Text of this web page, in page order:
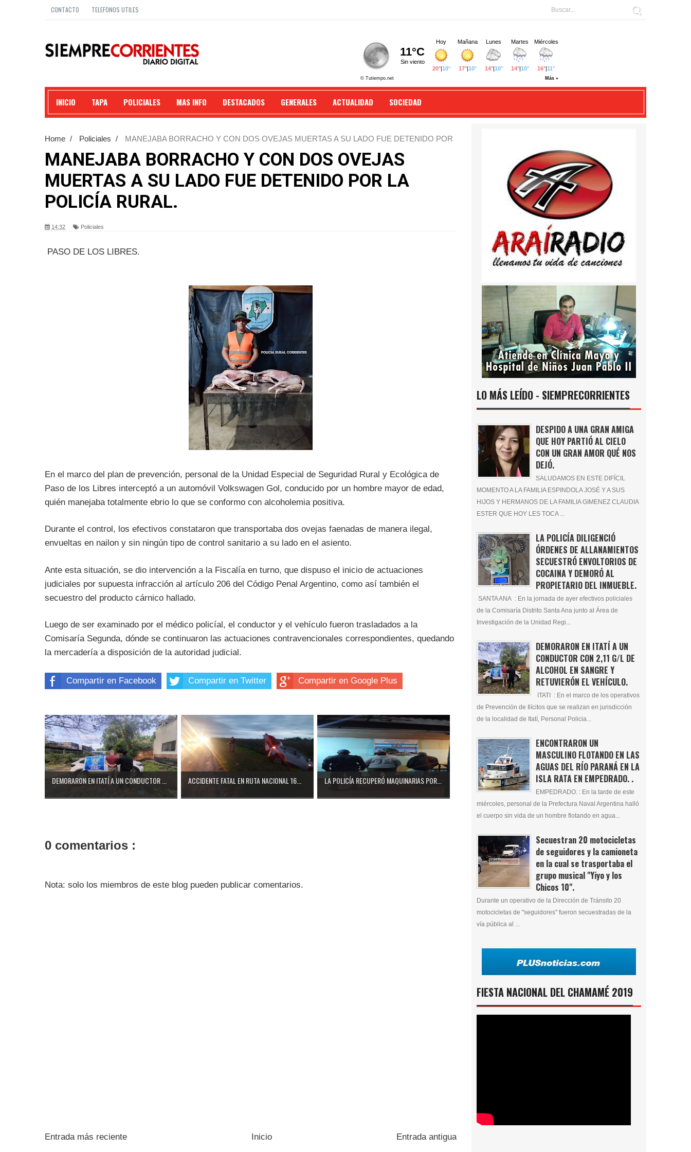
CONTACTO TELEFONOS UTILES
INICIO TAPA POLICIALES MAS INFO DESTACADOS GENERALES ACTUALIDAD SOCIEDAD
Home / Policiales /
MANEJABA BORRACHO Y CON DOS OVEJAS MUERTAS A SU LADO FUE DETENIDO POR
MANEJABA BORRACHO Y CON DOS OVEJAS
MUERTAS A SU LADO FUE DETENIDO POR LA
POLICÍA RURAL.
14:32 Policiales
PASO DE LOS LIBRES.
En el marco del plan de prevención, personal de la Unidad Especial de Seguridad Rural y Ecológica de
Paso de los Libres interceptó a un automóvil Volkswagen Gol, conducido por un hombre mayor de edad,
quién manejaba totalmente ebrio lo que se conformo con alcoholemia positiva.
Durante el control, los efectivos constataron que transportaba dos ovejas faenadas de manera ilegal,
envueltas en nailon y sin ningún tipo de control sanitario a su lado en el asiento.
Ante esta situación, se dio intervención a la Fiscalía en turno, que dispuso el inicio de actuaciones
judiciales por supuesta infracción al artículo 206 del Código Penal Argentino, como así también el
secuestro del producto cárnico hallado.
Luego de ser examinado por el médico policíal, el conductor y el vehículo fueron trasladados a la
Comisaría Segunda, dónde se continuaron las actuaciones contravencionales correspondientes, quedando
la mercadería a disposición de la autoridad judicial.
Compartir en Facebook Compartir en Twitter Compartir en Google Plus
DEMORARON EN ITATÍ A UN CONDUCTOR ... ACCIDENTE FATAL EN RUTA NACIONAL 16... LA POLICÍA RECUPERÓ MAQUINARIAS POR...
0 comentarios :
Nota: solo los miembros de este blog pueden publicar comentarios.
Entrada más reciente Entrada antigua
Inicio
LO MÁS LEÍDO - SIEMPRECORRIENTES
DESPIDO A UNA GRAN AMIGA
QUE HOY PARTIÓ AL CIELO
CON UN GRAN AMOR QUÉ NOS
DEJÓ.
SALUDAMOS EN ESTE DIFÍCIL
MOMENTO A LA FAMILIA ESPINDOLA JOSÉ Y A SUS
HIJOS Y HERMANOS DE LA FAMILIA GIMENEZ CLAUDIA
ESTER QUE HOY LES TOCA ...
LA POLICÍA DILIGENCIÓ
ÓRDENES DE ALLANAMIENTOS
SECUESTRÓ ENVOLTORIOS DE
COCAINA Y DEMORÓ AL
PROPIETARIO DEL INMUEBLE.
SANTA ANA : En la jornada de ayer efectivos policiales
de la Comisaría Distrito Santa Ana junto al Área de
Investigación de la Unidad Regi...
DEMORARON EN ITATÍ A UN
CONDUCTOR CON 2,11 G/L DE
ALCOHOL EN SANGRE Y
RETUVIERÓN EL VEHÍCULO.
ITATI : En el marco de los operativos
de Prevención de Ilícitos que se realizan en jurisdicción
de la localidad de Itatí, Personal Policia...
ENCONTRARON UN
MASCULINO FLOTANDO EN LAS
AGUAS DEL RÍO PARANÁ EN LA
ISLA RATA EN EMPEDRADO. .
EMPEDRADO. : En la tarde de este
miércoles, personal de la Prefectura Naval Argentina halló
el cuerpo sin vida de un hombre flotando en agua...
Secuestran 20 motocicletas
de seguidores y la camioneta
en la cual se trasportaba el
grupo musical "Yiyo y los
Chicos 10".
Durante un operativo de la Dirección de Tránsito 20
motocicletas de "seguidores" fueron secuestradas de la
vía pública al ...
FIESTA NACIONAL DEL CHAMAMÉ 2019